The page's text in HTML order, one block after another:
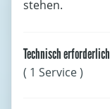
stehen.
Technisch erforderlich
( 1 Service )